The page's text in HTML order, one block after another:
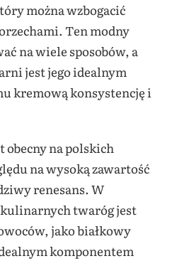
można wzbogacić
Ten modny
na wiele sposobów, a
jest jego idealnym
kremową konsystencję i
obecny na polskich
na wysoką zawartość
renesans. W
twaróg jest
jako białkowy
komponentem